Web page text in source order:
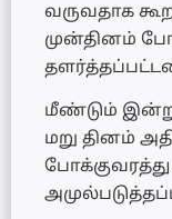
வருவதாக
முன்தினம்
மீண்டும்
மறு தினம்
போக்குவரத்து